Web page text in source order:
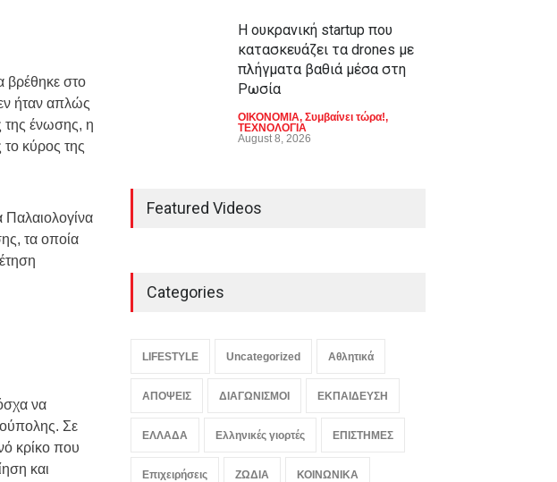
βρέθηκε στο
ήταν απλώς
ένωσης, η
το κύρος της
τα οποία
να
Σε
κρίκο που
και
Η ουκρανική startup που
κατασκευάζει τα drones με
πλήγματα βαθιά μέσα στη
Ρωσία
ΟΙΚΟΝΟΜΙΑ, Συμβαίνει τώρα!,
ΤΕΧΝΟΛΟΓΙΑ
August 8, 2026
Featured Videos
Categories
LIFESTYLE Uncategorized Αθλητικά
ΑΠΟΨΕΙΣ ΔΙΑΓΩΝΙΣΜΟΙ ΕΚΠΑΙΔΕΥΣΗ
ΕΛΛΑΔΑ Ελληνικές γιορτές ΕΠΙΣΤΗΜΕΣ
Επιχειρήσεις ΖΩΔΙΑ ΚΟΙΝΩΝΙΚΑ